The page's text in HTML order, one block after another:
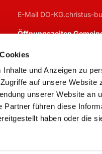
und Anzeigen zu
auf unsere Website
unserer Website an
Partner führen diese
haben oder die
E-Mail DO-KG.christus-
Öffnungszeiten
Dogeschlossen,